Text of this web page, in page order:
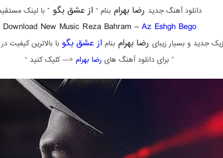
دانلود آهنگ جدید رضا بهرامبنام “ از عشق بگو” با لینک
Download New Music Reza Bahram –Az Eshgh Bego
جدید و بسیار زیبای رضا بهرام بنام از عشق بگوبا بالاترین کیفیت
” برای دانلود آهنگ هایرضا بهرام <— کلیک کنید “